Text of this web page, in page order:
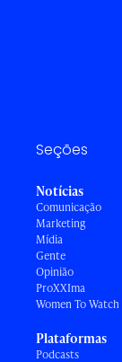
Seções
Notícias
Comunicação
Marketing
Mídia
Gente
Opinião
ProXXIma
Women To Watch
Plataformas
Podcasts